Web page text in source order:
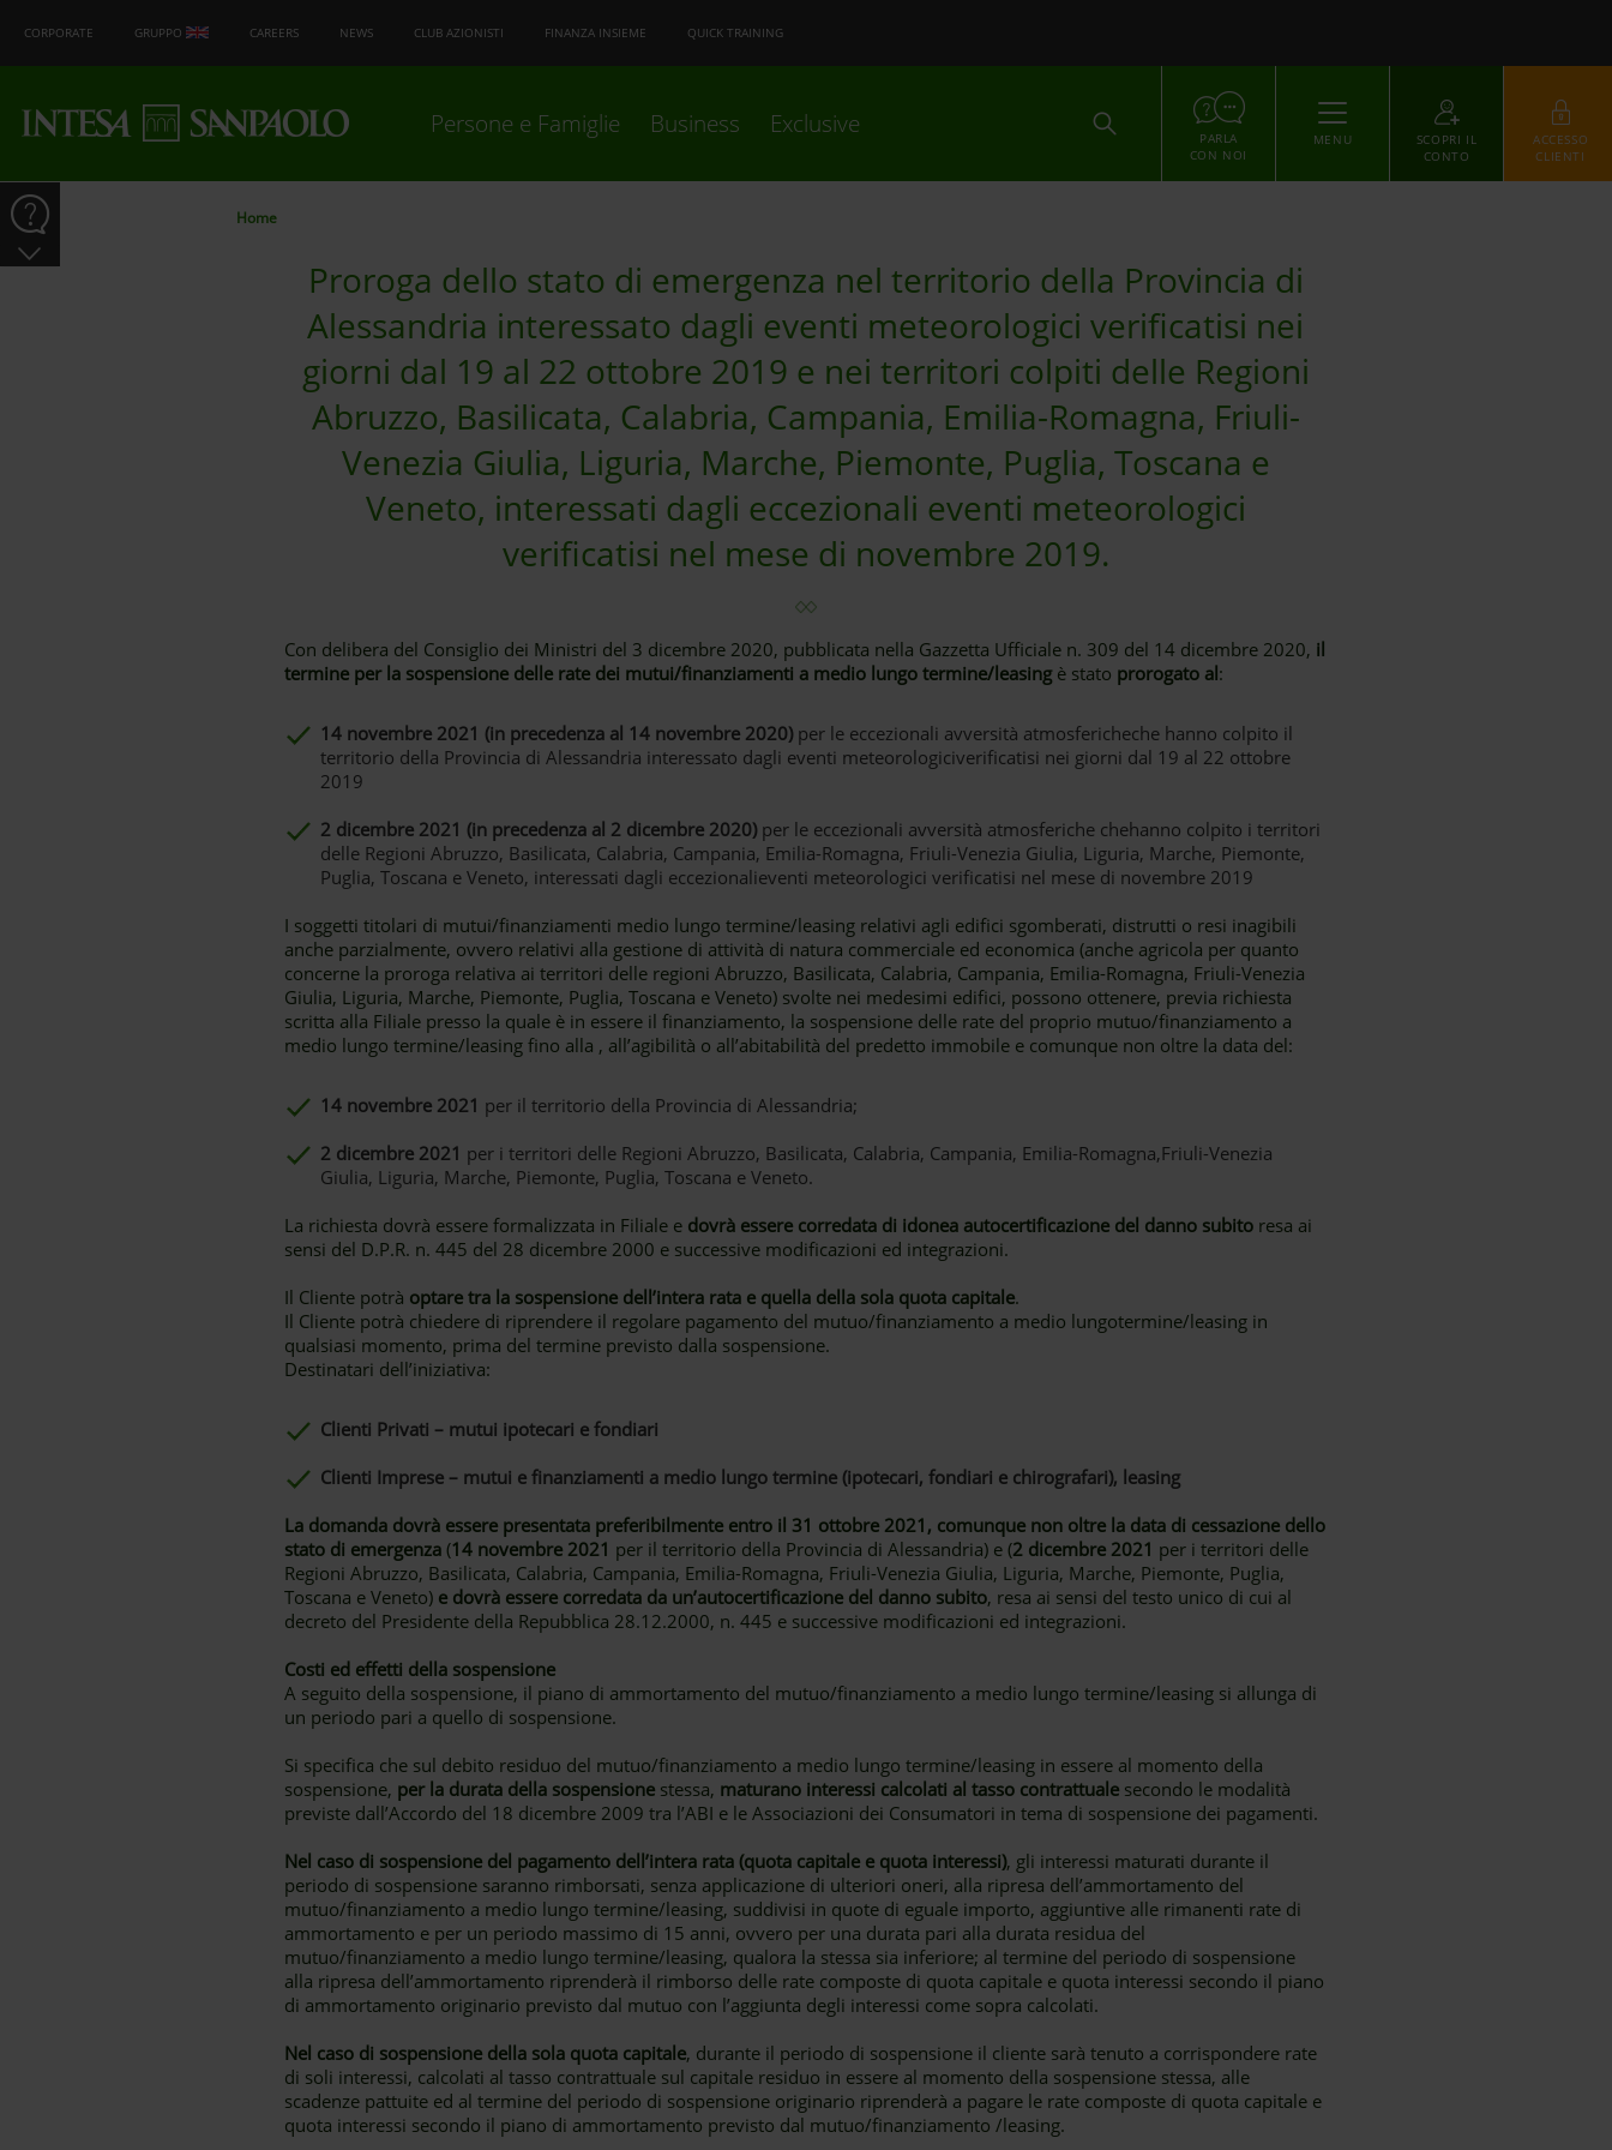
CORPORATE GRUPPO CAREERS NEWS CLUB AZIONISTI FINANZA INSIEME QUICK TRAINING
Persone e Famiglie Business Exclusive ACCEDI
PARLA
CON NOI
MENU
SCOPRI IL
CONTO
ACCESSO
CLIENTI
Home
Proroga dello stato di emergenza nel territorio della Provincia di
Alessandria interessato dagli eventi meteorologici verificatisi nei
giorni dal 19 al 22 ottobre 2019 e nei territori colpiti delle Regioni
Abruzzo, Basilicata, Calabria, Campania, Emilia-Romagna, Friuli-
Venezia Giulia, Liguria, Marche, Piemonte, Puglia, Toscana e
Veneto, interessati dagli eccezionali eventi meteorologici
verificatisi nel mese di novembre 2019.
Con delibera del Consiglio dei Ministri del 3 dicembre 2020, pubblicata nella Gazzetta Ufficiale n. 309 del 14 dicembre 2020, il
termine per la sospensione delle rate dei mutui/finanziamenti a medio lungo termine/leasingè stato prorogato al:
14 novembre 2021 (in precedenza al 14 novembre 2020)per le eccezionali avversità atmosfericheche hanno colpito il
territorio della Provincia di Alessandria interessato dagli eventi meteorologiciverificatisi nei giorni dal 19 al 22 ottobre
2019
2 dicembre 2021 (in precedenza al 2 dicembre 2020)per le eccezionali avversità atmosferiche chehanno colpito i territori
delle Regioni Abruzzo, Basilicata, Calabria, Campania, Emilia-Romagna, Friuli-Venezia Giulia, Liguria, Marche, Piemonte,
Puglia, Toscana e Veneto, interessati dagli eccezionalieventi meteorologici verificatisi nel mese di novembre 2019
I soggetti titolari di mutui/finanziamenti medio lungo termine/leasing relativi agli edifici sgomberati, distrutti o resi inagibili
anche parzialmente, ovvero relativi alla gestione di attività di natura commerciale ed economica (anche agricola per quanto
concerne la proroga relativa ai territori delle regioni Abruzzo, Basilicata, Calabria, Campania, Emilia-Romagna, Friuli-Venezia
Giulia, Liguria, Marche, Piemonte, Puglia, Toscana e Veneto) svolte nei medesimi edifici, possono ottenere, previa richiesta
scritta alla Filiale presso la quale è in essere il finanziamento, la sospensione delle rate del proprio mutuo/finanziamento a
medio lungo termine/leasing fino alla , all’agibilità o all’abitabilità del predetto immobile e comunque non oltre la data del:
14 novembre 2021 per il territorio della Provincia di Alessandria;
2 dicembre 2021 per i territori delle Regioni Abruzzo, Basilicata, Calabria, Campania, Emilia-Romagna,Friuli-Venezia
Giulia, Liguria, Marche, Piemonte, Puglia, Toscana e Veneto.
La richiesta dovrà essere formalizzata in Filiale e dovrà essere corredata di idonea autocertificazione del danno subitoresa ai
sensi del D.P.R. n. 445 del 28 dicembre 2000 e successive modificazioni ed integrazioni.
Il Cliente potrà optare tra la sospensione dell’intera rata e quella della sola quota capitale.
Il Cliente potrà chiedere di riprendere il regolare pagamento del mutuo/finanziamento a medio lungotermine/leasing in
qualsiasi momento, prima del termine previsto dalla sospensione.
Destinatari dell’iniziativa:
Clienti Privati – mutui ipotecari e fondiari
Clienti Imprese – mutui e finanziamenti a medio lungo termine (ipotecari, fondiari e chirografari), leasing
La domanda dovrà essere presentata preferibilmente entro il 31 ottobre 2021, comunque non oltre la data di cessazione dello
stato di emergenza(14 novembre 2021 per il territorio della Provincia di Alessandria) e (2 dicembre 2021 per i territori delle
Regioni Abruzzo, Basilicata, Calabria, Campania, Emilia-Romagna, Friuli-Venezia Giulia, Liguria, Marche, Piemonte, Puglia,
Toscana e Veneto) e dovrà essere corredata da un’autocertificazione del danno subito, resa ai sensi del testo unico di cui al
decreto del Presidente della Repubblica 28.12.2000, n. 445 e successive modificazioni ed integrazioni.
Costi ed effetti della sospensione
A seguito della sospensione, il piano di ammortamento del mutuo/finanziamento a medio lungo termine/leasing si allunga di
un periodo pari a quello di sospensione.
Si specifica che sul debito residuo del mutuo/finanziamento a medio lungo termine/leasing in essere al momento della
sospensione, per la durata della sospensionestessa, maturano interessi calcolati al tasso contrattualesecondo le modalità
previste dall’Accordo del 18 dicembre 2009 tra l’ABI e le Associazioni dei Consumatori in tema di sospensione dei pagamenti.
Nel caso di sospensione del pagamento dell’intera rata (quota capitale e quota interessi), gli interessi maturati durante il
periodo di sospensione saranno rimborsati, senza applicazione di ulteriori oneri, alla ripresa dell’ammortamento del
mutuo/finanziamento a medio lungo termine/leasing, suddivisi in quote di eguale importo, aggiuntive alle rimanenti rate di
ammortamento e per un periodo massimo di 15 anni, ovvero per una durata pari alla durata residua del
mutuo/finanziamento a medio lungo termine/leasing, qualora la stessa sia inferiore; al termine del periodo di sospensione
alla ripresa dell’ammortamento riprenderà il rimborso delle rate composte di quota capitale e quota interessi secondo il piano
di ammortamento originario previsto dal mutuo con l’aggiunta degli interessi come sopra calcolati.
Nel caso di sospensione della sola quota capitale, durante il periodo di sospensione il cliente sarà tenuto a corrispondere rate
di soli interessi, calcolati al tasso contrattuale sul capitale residuo in essere al momento della sospensione stessa, alle
scadenze pattuite ed al termine del periodo di sospensione originario riprenderà a pagare le rate composte di quota capitale e
quota interessi secondo il piano di ammortamento previsto dal mutuo/finanziamento /leasing.